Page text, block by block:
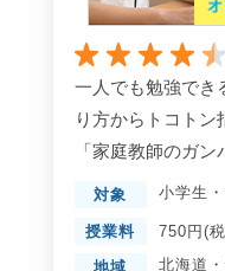
一人でも勉強でき
り方からトコトン
「家庭教師のガン
対象 小学生 ・
授業料 750円(
地域 北海道 ・